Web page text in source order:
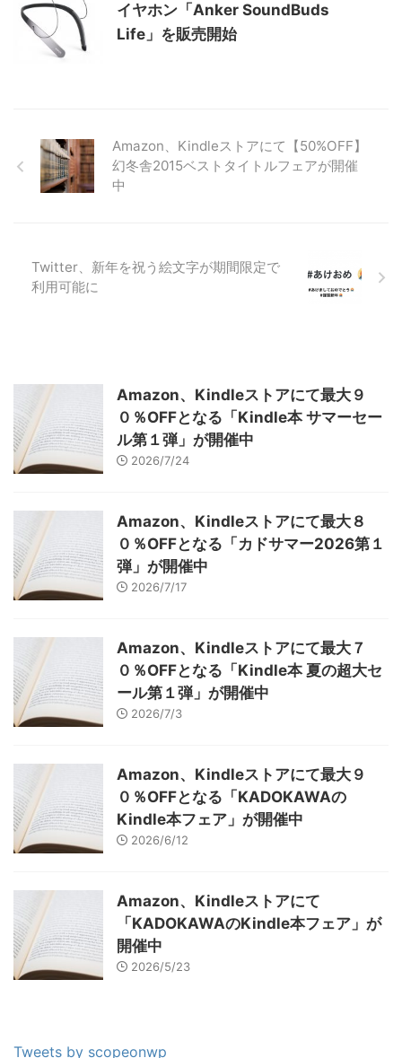
イヤホン「Anker SoundBuds
Life」を販売開始
Amazon、Kindleストアにて【50%OFF】
幻冬舎2015ベストタイトルフェアが開催
中
Twitter、新年を祝う絵文字が期間限定で
利用可能に
Amazon、Kindleストアにて最大９
０％OFFとなる「Kindle本 サマーセー
ル第１弾」が開催中
2026/7/24
Amazon、Kindleストアにて最大８
０％OFFとなる「カドサマー2026第１
弾」が開催中
2026/7/17
Amazon、Kindleストアにて最大７
０％OFFとなる「Kindle本 夏の超大セ
ール第１弾」が開催中
2026/7/3
Amazon、Kindleストアにて最大９
０％OFFとなる「KADOKAWAの
Kindle本フェア」が開催中
2026/6/12
Amazon、Kindleストアにて
「KADOKAWAのKindle本フェア」が
開催中
2026/5/23
Tweets by scopeonwp